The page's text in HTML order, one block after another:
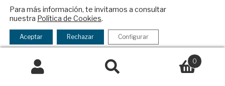
la producción y de la resiliencia de las
cadenas de producción.
La invasión de Ucrania por Rusia ha
acelerado muchas de estas tendencias. La
Buscar
0
Para más información, te invitamos a consultar
nuestra Política de Cookies.
Aceptar Rechazar Configurar
Checkbox
acepto
la
política
de
política de privacidad